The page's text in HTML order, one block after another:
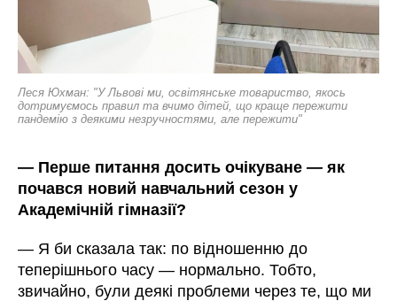
Леся Юхман: "У Львові ми, освітянське товариство, якось
дотримуємось правил та вчимо дітей, що краще пережити
пандемію з деякими незручностями, але пережити"
— Перше питання досить очікуване— як
почався новий навчальний сезон у
Академічній гімназії?
— Я би сказала так: по відношенню до
теперішнього часу— нормально. Тобто,
звичайно, були деякі проблеми через те, що ми